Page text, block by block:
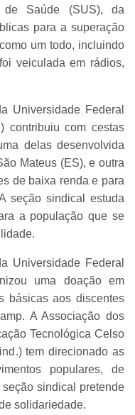
de Saúde (SUS), da
para a superação
um todo, incluindo
veiculada em rádios,
Universidade Federal
contribuiu com cestas
delas desenvolvida
Mateus (ES), e outra
de baixa renda e para
seção sindical estuda
a população que se
Universidade Federal
uma doação em
básicas aos discentes
A Associação dos
Tecnológica Celso
tem direcionado as
populares, de
sindical pretende
solidariedade.